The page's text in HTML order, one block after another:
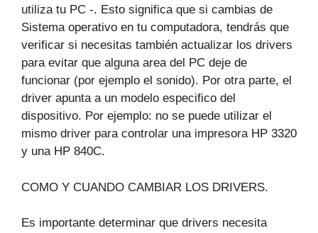
utiliza tu PC -. Esto significa que si cambias de
Sistema operativo en tu computadora, tendrás que
verificar si necesitas también actualizar los drivers
para evitar que alguna area del PC deje de
funcionar (por ejemplo el sonido). Por otra parte, el
driver apunta a un modelo especifico del
dispositivo. Por ejemplo: no se puede utilizar el
mismo driver para controlar una impresora HP 3320
y una HP 840C.
COMO Y CUANDO CAMBIAR LOS DRIVERS.
Es importante determinar que drivers necesita